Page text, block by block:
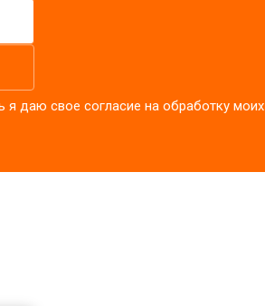
я даю свое согласие на обработку моих